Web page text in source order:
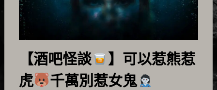
【酒吧怪談
】可以惹熊惹
虎
千萬別惹女鬼